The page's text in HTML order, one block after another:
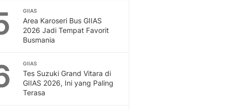
GIIAS
Area Karoseri Bus GIIAS
2026 Jadi Tempat Favorit
Busmania
GIIAS
Tes Suzuki Grand Vitara di
GIIAS 2026, Ini yang Paling
Terasa